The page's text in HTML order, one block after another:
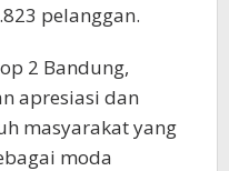
pelanggan.
2 Bandung,
apresiasi dan
masyarakat yang
moda